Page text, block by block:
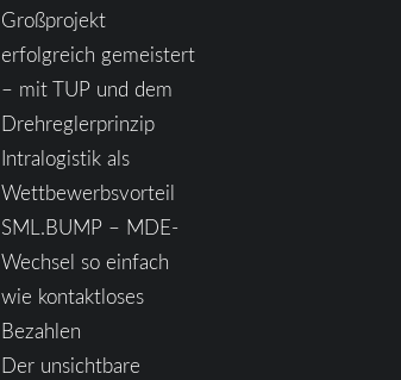
Großprojekt
erfolgreich gemeistert
– mit TUP und dem
Drehreglerprinzip
Intralogistik als
Wettbewerbsvorteil
SML.BUMP – MDE-
Wechsel so einfach
wie kontaktloses
Bezahlen
Der unsichtbare